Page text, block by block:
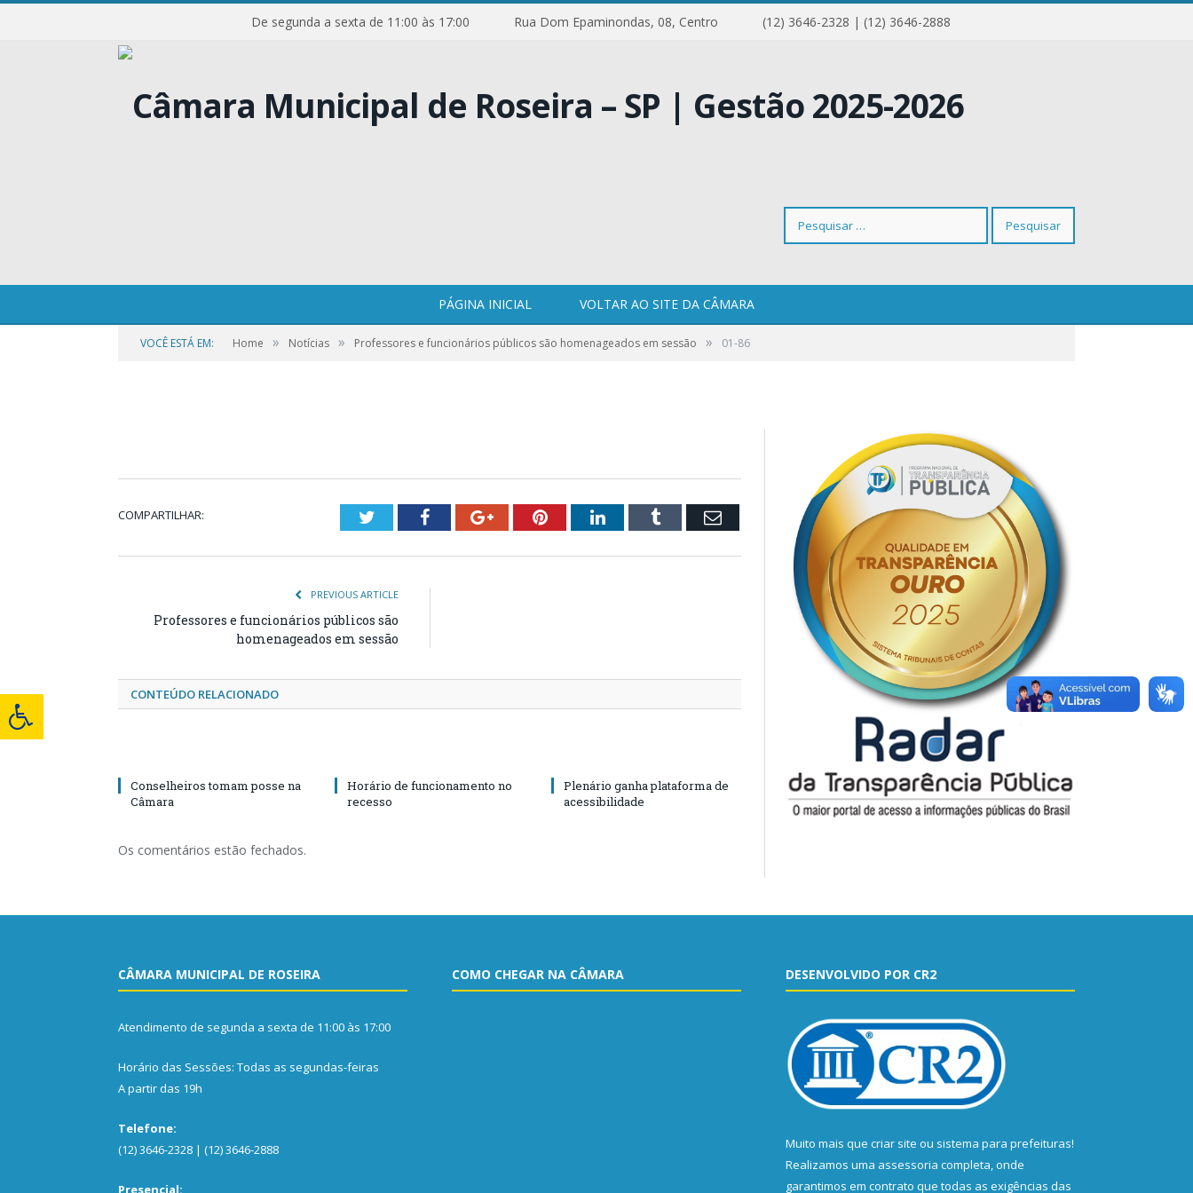
De segunda a sexta de 11:00 às 17:00 Rua Dom Epaminondas, 08, Centro (12) 3646-2328 | (12) 3646-2888
Pesquisar
PÁGINA INICIAL VOLTAR AO SITE DA CÂMARA
VOCÊ ESTÁ EM: Home » Notícias » Professores e funcionários públicos são homenageados em sessão » 01-86
COMPARTILHAR: TwitterFacebookGoogle+PinterestLinkedInTumblr Email
PREVIOUS ARTICLE
Professores e funcionários públicos são
homenageados em sessão
CONTEÚDO RELACIONADO
Conselheiros tomam posse na
Câmara
Horário de funcionamento no
recesso
Plenário ganha plataforma de
acessibilidade
Os comentários estão fechados.
CÂMARA MUNICIPAL DE ROSEIRA
Atendimento de segunda a sexta de 11:00 às 17:00
Horário das Sessões: Todas as segundas-feiras
A partir das 19h
Telefone:
(12) 3646-2328 | (12) 3646-2888
Presencial:
COMO CHEGAR NA CÂMARA DESENVOLVIDO POR CR2
Muito mais que criar site ou sistema para prefeituras!
Realizamos uma assessoria completa, onde
garantimos em contrato que todas as exigências das